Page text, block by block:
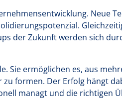
Neue
der Zukunft werden sich
Sie ermöglichen es, aus
formen. Der Erfolg hängt
managt und die richtigen